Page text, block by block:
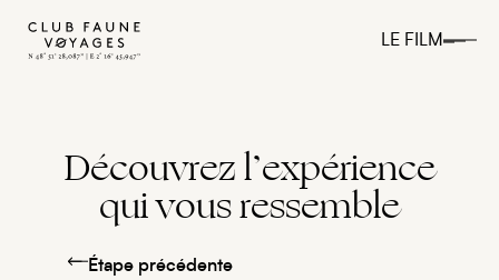
LE FILM
Découvrez l’expérience
qui vous ressemble
Étape précédente